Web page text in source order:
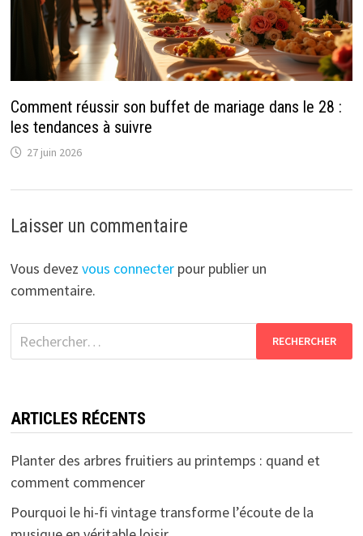
Comment réussir son buffet de mariage dans le 28 :
les tendances à suivre
27 juin 2026
Laisser un commentaire
Vous devez vous connecterpour publier un
commentaire.
Rechercher :
ARTICLES RÉCENTS
Planter des arbres fruitiers au printemps : quand et
comment commencer
Pourquoi le hi-fi vintage transforme l’écoute de la